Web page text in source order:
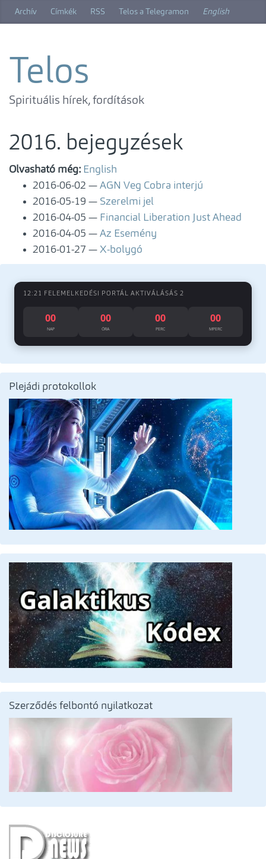
Archív Címkék RSS Telos a Telegramon English
Telos
Spirituális hírek, fordítások
2016. bejegyzések
Olvasható még: English
2016-06-02
AGN Veg Cobra interjú
2016-05-19
Szerelmi jel
2016-04-05
Financial Liberation Just Ahead
2016-04-05
Az Esemény
2016-01-27
X-bolygó
12:21 FELEMELKEDÉSI PORTÁL AKTIVÁLÁSÁS 2
00
NAP
00
ÓRA
00
PERC
00
MPERC
Plejádi protokollok
Szerződés felbontó nyilatkozat